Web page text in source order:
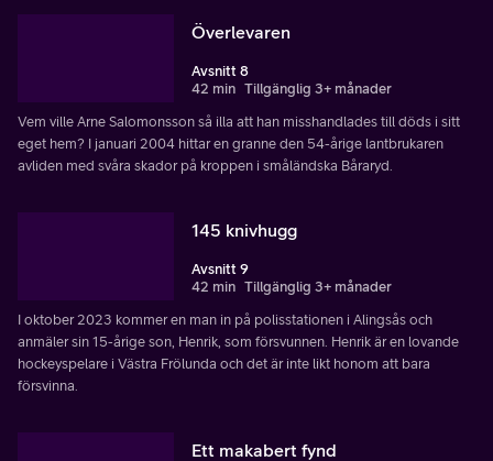
Överlevaren
Avsnitt 8
42 min Tillgänglig 3+ månader
Vem ville Arne Salomonsson så illa att han misshandlades till döds i sitt
eget hem? I januari 2004 hittar en granne den 54-årige lantbrukaren
avliden med svåra skador på kroppen i småländska Båraryd.
145 knivhugg
Avsnitt 9
42 min Tillgänglig 3+ månader
I oktober 2023 kommer en man in på polisstationen i Alingsås och
anmäler sin 15-årige son, Henrik, som försvunnen. Henrik är en lovande
hockeyspelare i Västra Frölunda och det är inte likt honom att bara
försvinna.
Ett makabert fynd